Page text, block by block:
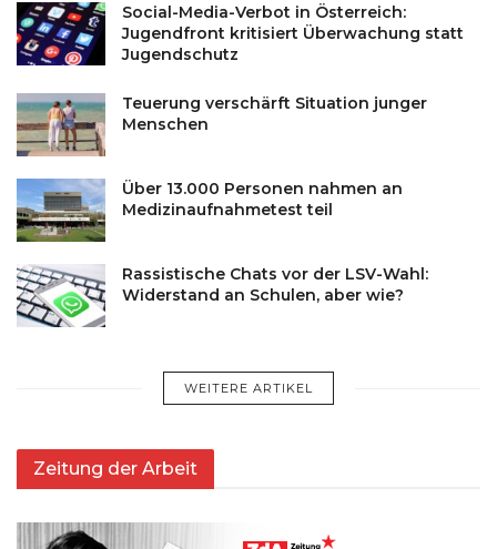
Social-Media-Verbot in Österreich:
Jugendfront kritisiert Überwachung statt
Jugendschutz
Teuerung verschärft Situation junger
Menschen
Über 13.000 Personen nahmen an
Medizinaufnahmetest teil
Rassistische Chats vor der LSV-Wahl:
Widerstand an Schulen, aber wie?
WEITERE ARTIKEL
Zeitung der Arbeit